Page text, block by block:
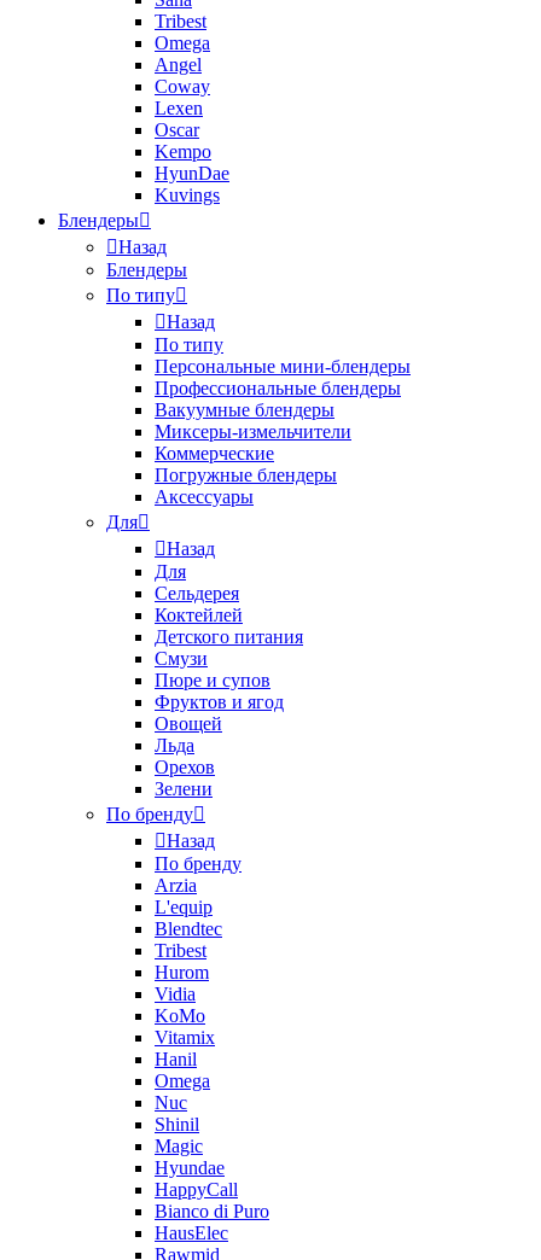
Tribest
Omega
Angel
Coway
Lexen
Oscar
Kempo
HyunDae
Kuvings
Блендеры
Назад
Блендеры
По типу
Назад
По типу
Персональные мини-блендеры
Профессиональные блендеры
Вакуумные блендеры
Миксеры-измельчители
Коммерческие
Погружные блендеры
Аксессуары
Для
Назад
Для
Сельдерея
Коктейлей
Детского питания
Смузи
Пюре и супов
Фруктов и ягод
Овощей
Льда
Орехов
Зелени
По бренду
Назад
По бренду
Arzia
L'equip
Blendtec
Tribest
Hurom
Vidia
KoMo
Vitamix
Hanil
Omega
Nuc
Shinil
Magic
Hyundae
HappyCall
Bianco di Puro
HausElec
Rawmid